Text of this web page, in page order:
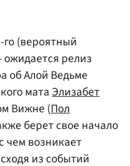
(вероятный
релиз
об Алой Ведьме
матаЭлизабет
Вижне (Пол
берет свое начало
чем возникает
из событий